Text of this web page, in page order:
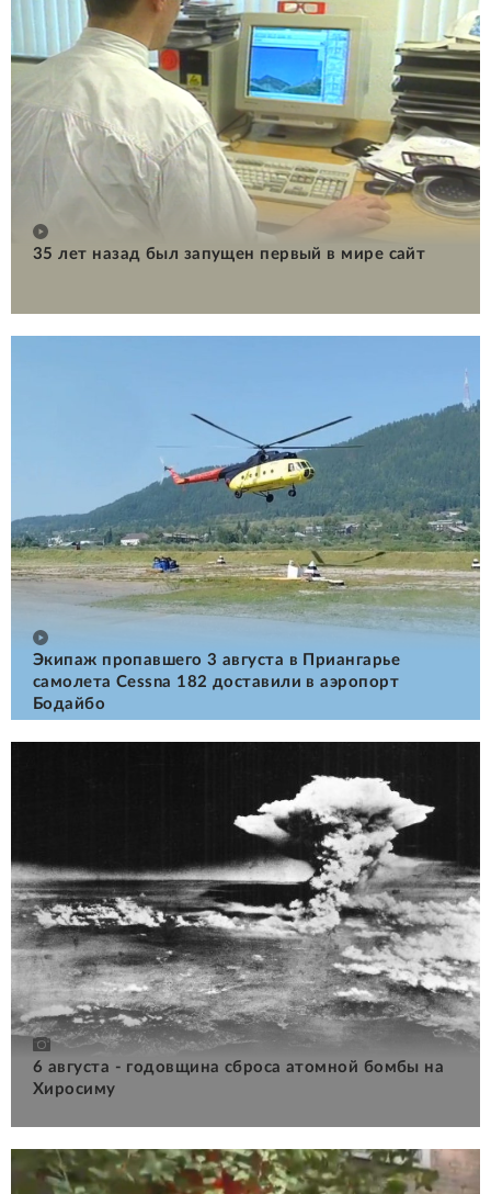
35 лет назад был запущен первый в мире сайт
Экипаж пропавшего 3 августа в Приангарье
самолета Cessna 182 доставили в аэропорт
Бодайбо
6 августа - годовщина сброса атомной бомбы на
Хиросиму